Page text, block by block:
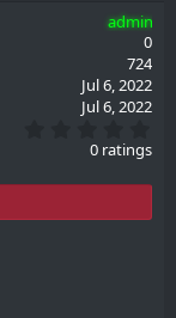
admin
0
724
Jul 6, 2022
Jul 6, 2022
.
0
t
0 ratings